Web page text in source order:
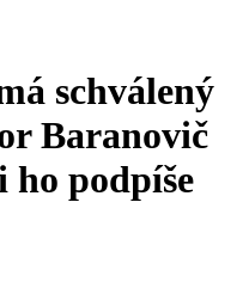
schválený
Baranovič
ho podpíše